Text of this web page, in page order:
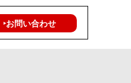
‣お問い合わせ